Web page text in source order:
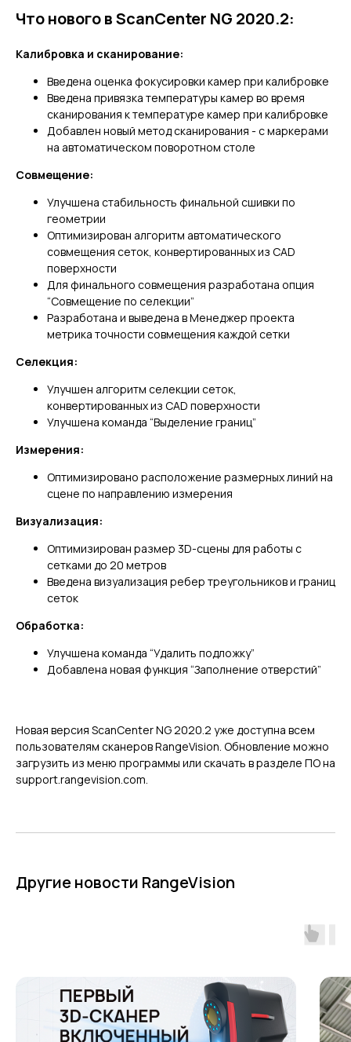
Что нового в ScanCenter NG 2020.2:
Калибровка и сканирование:
Введена оценка фокусировки камер при калибровке
Введена привязка температуры камер во время
сканирования к температуре камер при калибровке
Добавлен новый метод сканирования - с маркерами
на автоматическом поворотном столе
Совмещение:
Улучшена стабильность финальной сшивки по
геометрии
Оптимизирован алгоритм автоматического
совмещения сеток, конвертированных из CAD
поверхности
Для финального совмещения разработана опция
“Совмещение по селекции”
Разработана и выведена в Менеджер проекта
метрика точности совмещения каждой сетки
Селекция:
Улучшен алгоритм селекции сеток,
конвертированных из CAD поверхности
Улучшена команда “Выделение границ”
Измерения:
Оптимизировано расположение размерных линий на
сцене по направлению измерения
Визуализация:
Оптимизирован размер 3D-сцены для работы с
сетками до 20 метров
Введена визуализация ребер треугольников и границ
сеток
Обработка:
Улучшена команда “Удалить подложку”
Добавлена новая функция “Заполнение отверстий”
Новая версия ScanCenter NG 2020.2 уже доступна всем
пользователям сканеров RangeVision. Обновление можно
загрузить из меню программы или скачать в разделе ПО на
support.rangevision.com.
Другие новости RangeVision
Ручной лазерный Helix
Ручной лазерный Fenix
Метрологический PRO II
Дистрибьюторы
Применение
Услуги